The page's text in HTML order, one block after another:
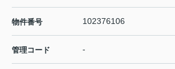
物件番号 102376106
管理コード -